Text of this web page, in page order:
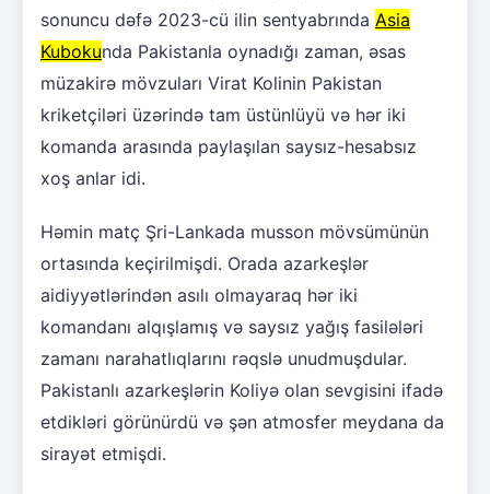
sonuncu dəfə 2023-cü ilin sentyabrında Asia
Kubokunda Pakistanla oynadığı zaman, əsas
müzakirə mövzuları Virat Kolinin Pakistan
kriketçiləri üzərində tam üstünlüyü və hər iki
komanda arasında paylaşılan saysız-hesabsız
xoş anlar idi.
Həmin matç Şri-Lankada musson mövsümünün
ortasında keçirilmişdi. Orada azarkeşlər
aidiyyətlərindən asılı olmayaraq hər iki
komandanı alqışlamış və saysız yağış fasilələri
zamanı narahatlıqlarını rəqslə unudmuşdular.
Pakistanlı azarkeşlərin Koliyə olan sevgisini ifadə
etdikləri görünürdü və şən atmosfer meydana da
sirayət etmişdi.